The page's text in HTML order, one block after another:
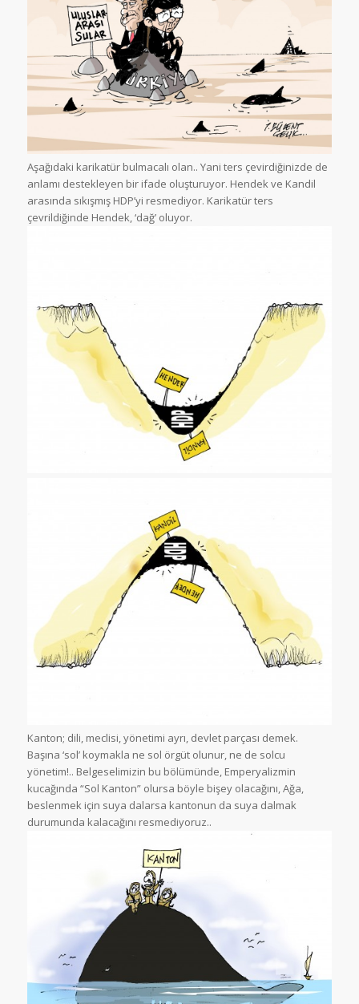
Aşağıdaki karikatür bulmacalı olan.. Yani ters çevirdiğinizde de
anlamı destekleyen bir ifade oluşturuyor. Hendek ve Kandil
arasında sıkışmış HDP’yi resmediyor. Karikatür ters
çevrildiğinde Hendek, ‘dağ’ oluyor.
Kanton; dili, meclisi, yönetimi ayrı, devlet parçası demek.
Başına ‘sol’ koymakla ne sol örgüt olunur, ne de solcu
yönetim!.. Belgeselimizin bu bölümünde, Emperyalizmin
kucağında “Sol Kanton” olursa böyle bişey olacağını, Ağa,
beslenmek için suya dalarsa kantonun da suya dalmak
durumunda kalacağını resmediyoruz..